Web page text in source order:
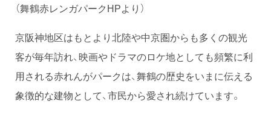
（舞鶴赤レンガパークHPより）
京阪神地区はもとより北陸や中京圏からも多くの観光
客が毎年訪れ、映画やドラマのロケ地としても頻繁に利
用される赤れんがパークは、舞鶴の歴史をいまに伝える
象徴的な建物として、市民から愛され続けています。